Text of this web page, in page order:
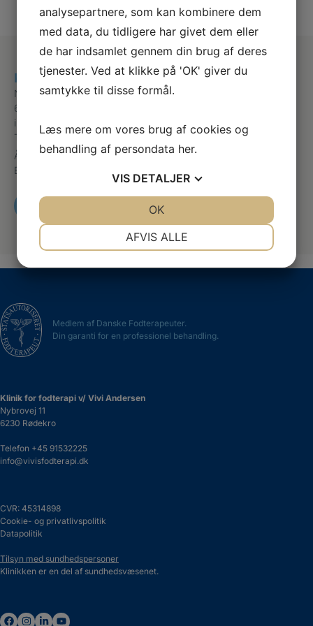
Klinik for fodterapi v/Vivi Andersen
Nybrovej 11
6230 Rødekro
info@vivisfodterapi.dk
Telefon: 91532225
Åbningstider:
Efter aftale: Mandag – torsdag: 8-17 fredag: 8-13
Medlem af Danske Fodterapeuter.
Din garanti for en professionel behandling.
Klinik for fodterapi v/ Vivi Andersen
Nybrovej 11
6230 Rødekro
Telefon +45 91532225
info@vivisfodterapi.dk
CVR: 45314898
Cookie- og privatlivspolitik
Datapolitik
Tilsyn med sundhedspersoner
Klinikken er en del af sundhedsvæsenet.
analysepartnere, som kan kombinere dem
med data, du tidligere har givet dem eller
de har indsamlet gennem din brug af deres
tjenester. Ved at klikke på 'OK' giver du
samtykke til disse formål.
Læs mere om vores brug af cookies og
behandling af persondata her.
VIS DETALJER
AFVIS ALLE
OK